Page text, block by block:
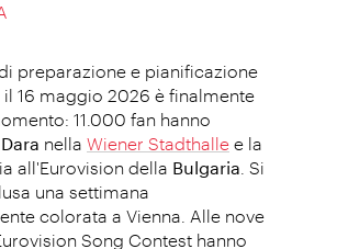
preparazione e pianificazione
16 maggio 2026 è finalmente
11.000 fan hanno
Dara nella Wiener Stadthalle e la
all'Eurovision della Bulgaria . Si
una settimana
colorata a Vienna. Alle nove
Song Contest hanno